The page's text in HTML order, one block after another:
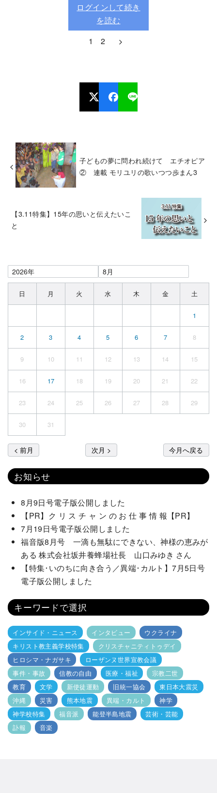
ログインして続き
を読む
1
2
子どもの夢に問われ続けて エチオピア
② 連載 モリユリの歌いつつ歩まん3
【3.11特集】15年の思いと伝えたいこ
と
日 月 火 水 木 金 土
1
2 3 4 5 6 7 8
9 10 11 12 13 14 15
16 17 18 19 20 21 22
23 24 25 26 27 28 29
30 31
< 前月 次月 > 今月へ戻る
お知らせ
8月9日号電子版公開しました
【PR】ク リ ス チ ャ ン の お 仕 事 情 報【PR】
7月19日号電子版公開しました
福音版8月号 一滴も無駄にできない、神様の恵みが
ある 株式会社坂井養蜂場社長 山口みゆき さん
【特集･いのちに向き合う／異端･カルト】7月5日号
電子版公開しました
キーワードで選択
インサイド・ニュース インタビュー
ウクライナ
キリスト教主義学校特集
クリスチャニティトゥデイ
ヒロシマ・ナガサキ
ローザンヌ世界宣教会議
事件・事故
信教の自由 医療・福祉
宗教二世
教育
文学 新使徒運動 旧統一協会
東日本大震災
沖縄
災害 熊本地震 異端・カルト
神学
神学校特集
福音派 能登半島地震
芸術・芸能
訃報
音楽